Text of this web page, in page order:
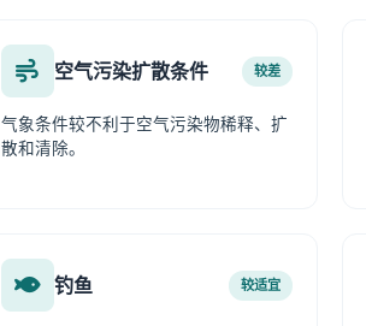
空气污染扩散条件 较差
气象条件较不利于空气污染物稀释、扩
散和清除。
钓鱼 较适宜